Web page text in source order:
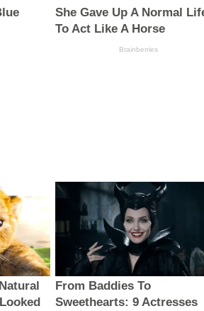
She Gave Up A Normal
To Act Like A Horse
Brainberries
From Baddies To
Sweethearts: 9 Actresses